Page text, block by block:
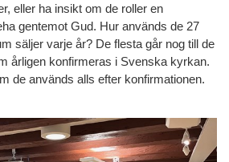
eller ha insikt om de roller en
gentemot Gud. Hur används de 27
säljer varje år? De flesta går nog till de
årligen konfirmeras i Svenska kyrkan.
de används alls efter konfirmationen.